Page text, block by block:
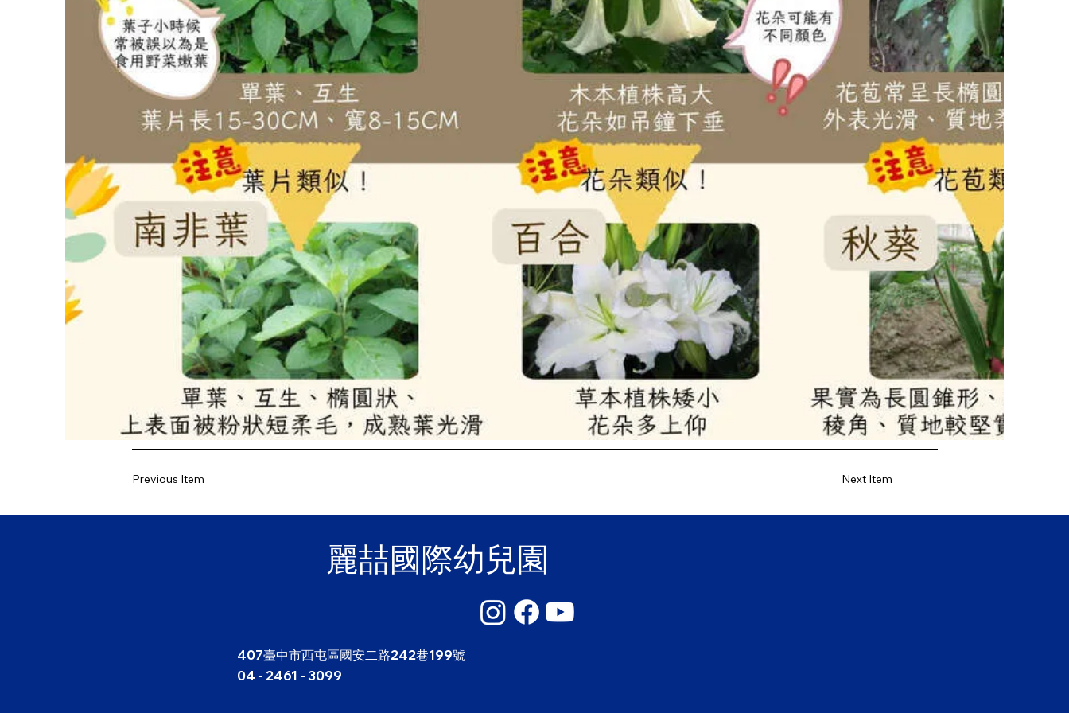
Previous Item Next Item
麗喆國際幼兒園
407臺中市西屯區國安二路242巷199號
04 - 2461 - 3099